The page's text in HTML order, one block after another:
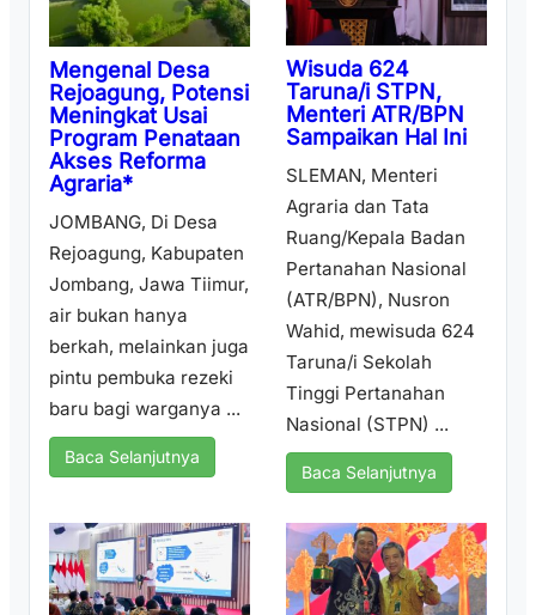
Mengenal Desa
Rejoagung, Potensi
Meningkat Usai
Program Penataan
Akses Reforma
Agraria*
JOMBANG, Di Desa
Rejoagung, Kabupaten
Jombang, Jawa Tiimur,
air bukan hanya
berkah, melainkan juga
pintu pembuka rezeki
baru bagi warganya ...
Baca Selanjutnya
Wisuda 624
Taruna/i STPN,
Menteri ATR/BPN
Sampaikan Hal Ini
SLEMAN, Menteri
Agraria dan Tata
Ruang/Kepala Badan
Pertanahan Nasional
(ATR/BPN), Nusron
Wahid, mewisuda 624
Taruna/i Sekolah
Tinggi Pertanahan
Nasional (STPN) ...
Baca Selanjutnya